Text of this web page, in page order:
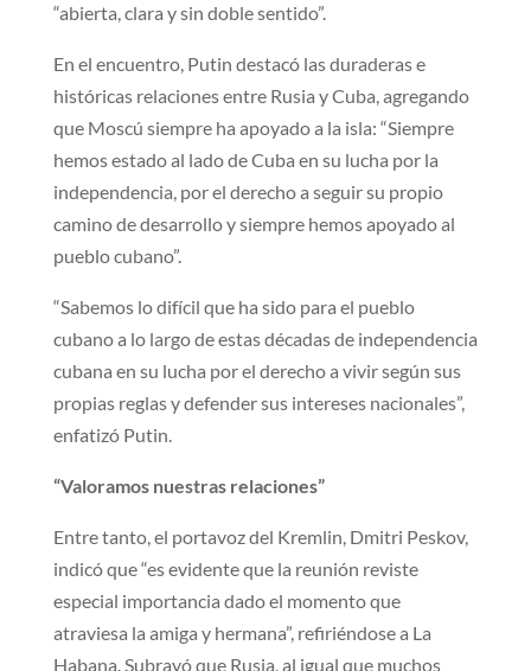
“abierta, clara y sin doble sentido”.
En el encuentro, Putin destacó las duraderas e
históricas relaciones entre Rusia y Cuba, agregando
que Moscú siempre ha apoyado a la isla: “Siempre
hemos estado al lado de Cuba en su lucha por la
independencia, por el derecho a seguir su propio
camino de desarrollo y siempre hemos apoyado al
pueblo cubano”.
“Sabemos lo difícil que ha sido para el pueblo
cubano a lo largo de estas décadas de independencia
cubana en su lucha por el derecho a vivir según sus
propias reglas y defender sus intereses nacionales”,
enfatizó Putin.
“Valoramos nuestras relaciones”
Entre tanto, el portavoz del Kremlin, Dmitri Peskov,
indicó que “es evidente que la reunión reviste
especial importancia dado el momento que
atraviesa la amiga y hermana”, refiriéndose a La
Habana. Subrayó que Rusia, al igual que muchos